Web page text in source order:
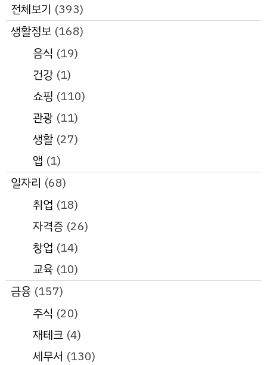
전체보기 (393)
생활정보 (168)
음식 (19)
건강(1)
쇼핑 (110)
관광(11)
생활(27)
앱 (1)
일자리 (68)
취업 (18)
자격증(26)
창업 (14)
교육(10)
금융 (157)
주식 (20)
재테크(4)
세무서 (130)